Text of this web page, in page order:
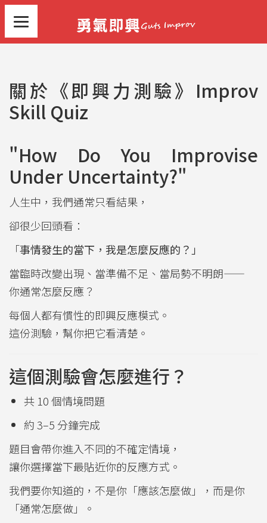
關於《即興力測驗》Improv
Skill Quiz
"How Do You Improvise
Under Uncertainty?"
人生中，我們通常只看結果，
卻很少回頭看：
「事情發生的當下，我是怎麼反應的？」
當臨時改變出現、當準備不足、當局勢不明朗——
你通常怎麼反應？
每個人都有慣性的即興反應模式。
這份測驗，幫你把它看清楚。
這個測驗會怎麼進行？
共 10 個情境問題
約 3–5 分鐘完成
題目會帶你進入不同的不確定情境，
讓你選擇當下最貼近你的反應方式。
我們要你知道的，不是你「應該怎麼做」，而是你
「通常怎麼做」。